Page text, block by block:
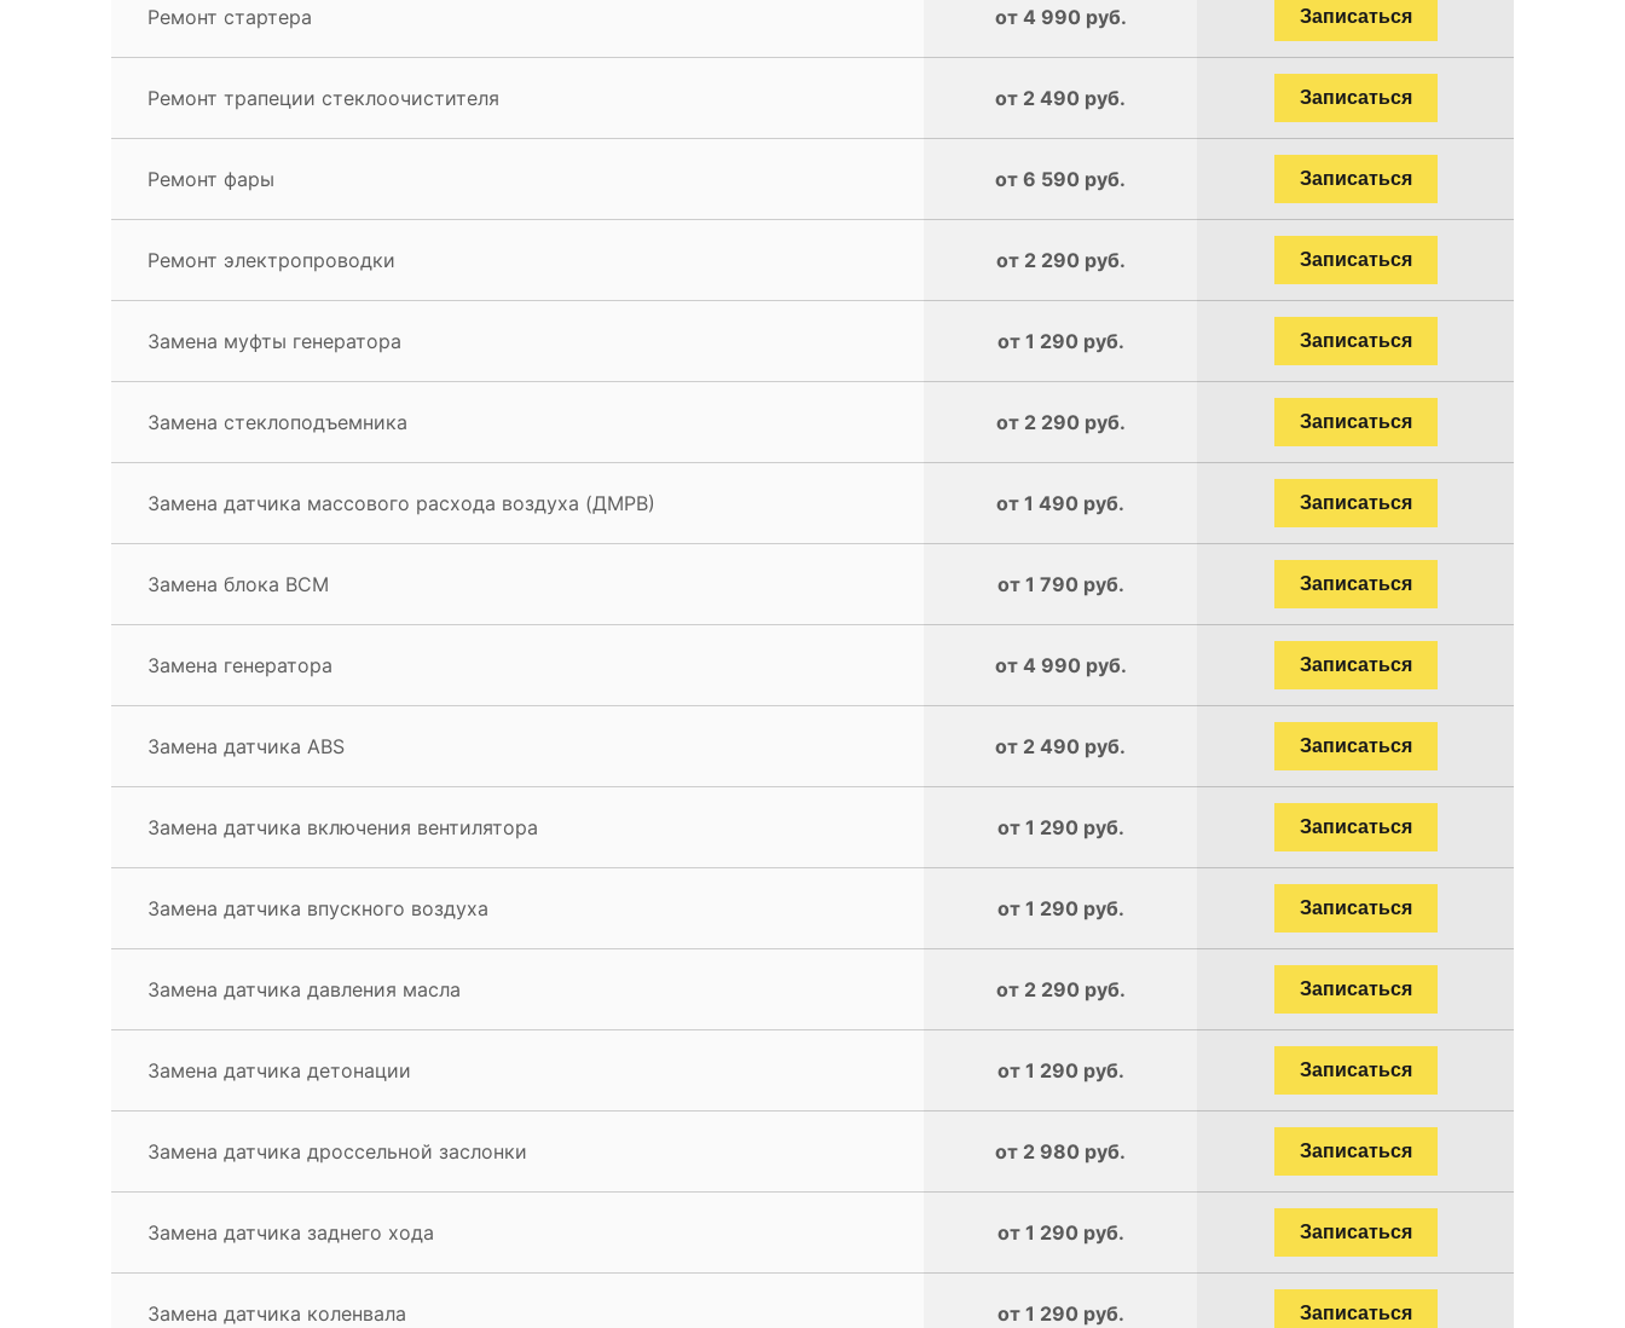
Ремонт стартера от 4 990 руб. Записаться
Ремонт трапеции стеклоочистителя от 2 490 руб. Записаться
Ремонт фары от 6 590 руб. Записаться
Ремонт электропроводки от 2 290 руб. Записаться
Замена муфты генератора от 1 290 руб. Записаться
Замена стеклоподъемника от 2 290 руб. Записаться
Замена датчика массового расхода воздуха (ДМРВ) от 1 490 руб. Записаться
Замена блока BCM от 1 790 руб. Записаться
Замена генератора от 4 990 руб. Записаться
Замена датчика ABS от 2 490 руб. Записаться
Замена датчика включения вентилятора от 1 290 руб. Записаться
Замена датчика впускного воздуха от 1 290 руб. Записаться
Замена датчика давления масла от 2 290 руб. Записаться
Замена датчика детонации от 1 290 руб. Записаться
Замена датчика дроссельной заслонки от 2 980 руб. Записаться
Замена датчика заднего хода от 1 290 руб. Записаться
Замена датчика коленвала от 1 290 руб. Записаться